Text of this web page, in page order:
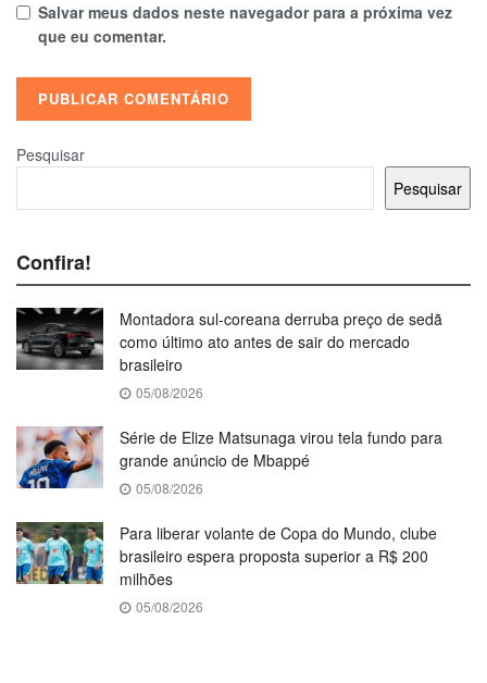
Salvar meus dados neste navegador para a próxima vez
que eu comentar.
Pesquisar
Pesquisar
Confira!
Montadora sul-coreana derruba preço de sedã
como último ato antes de sair do mercado
brasileiro
05/08/2026
Série de Elize Matsunaga virou tela fundo para
grande anúncio de Mbappé
05/08/2026
Para liberar volante de Copa do Mundo, clube
brasileiro espera proposta superior a R$ 200
milhões
05/08/2026